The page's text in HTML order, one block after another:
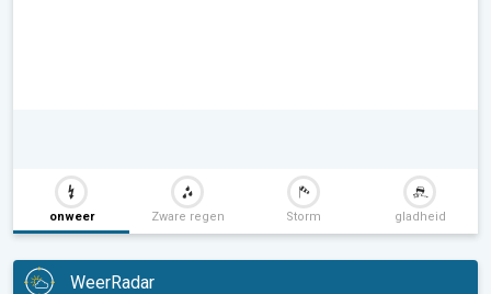
onweer Zware regen Storm gladheid
WeerRadar